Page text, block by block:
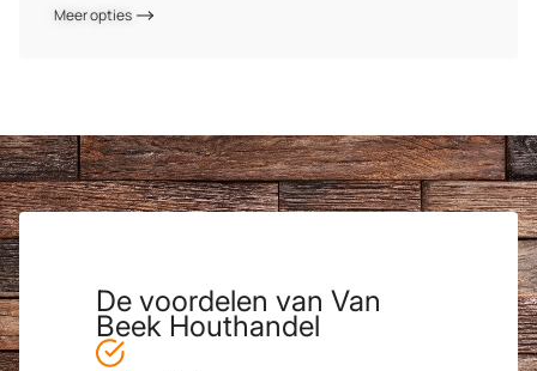
Meer opties
De voordelen van Van
Beek Houthandel